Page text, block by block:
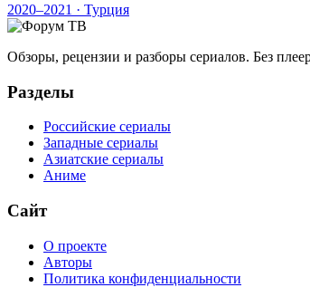
2020–2021 · Турция
Обзоры, рецензии и разборы сериалов. Без
Разделы
Российские сериалы
Западные сериалы
Азиатские сериалы
Аниме
Сайт
О проекте
Авторы
Политика конфиденциальности